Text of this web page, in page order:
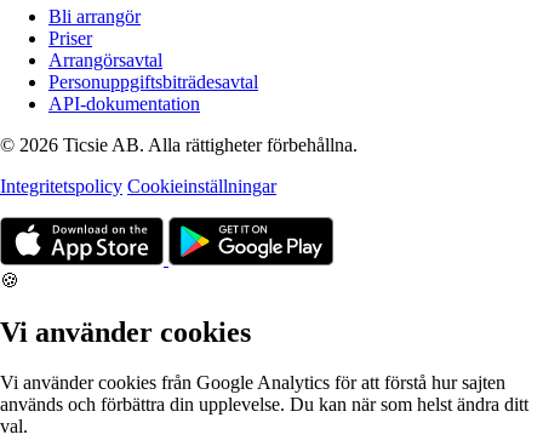
Bli arrangör
Priser
Arrangörsavtal
Personuppgiftsbiträdesavtal
API-dokumentation
© 2026 Ticsie AB. Alla rättigheter förbehållna.
Integritetspolicy Cookieinställningar
🍪
Vi använder cookies
Vi använder cookies från Google Analytics för att förstå hur sajten
används och förbättra din upplevelse. Du kan när som helst ändra ditt
val.